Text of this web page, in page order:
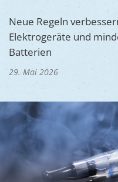
Neue Regeln
Elektrogeräte und
Batterien
29. Mai 2026